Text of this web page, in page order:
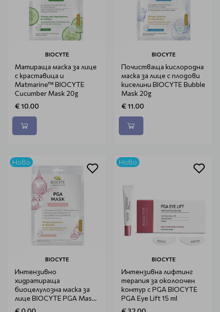
BIOCYTE
Матираща маска за лице
с краставица и
Matmarine™ BIOCYTE
Cucumber Mask 20g
€ 10.00
BIOCYTE
Почистваща кислородна
маска за лице с плодови
киселини BIOCYTE Bubble
Mask 20g
€ 11.00
Ново
BIOCYTE
Интензивно
хидратираща
биоцелулозна маска за
лице BIOCYTE PGA Mask
10ml
Ново
BIOCYTE
Интензивна лифтинг
терапия за околоочен
контур с PGA BIOCYTE
PGA Eye Lift 15 ml